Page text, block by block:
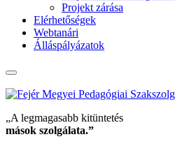
Projekt zárása
Elérhetőségek
Webtanári
Álláspályázatok
„A legmagasabb kitüntetés
mások szolgálata.”